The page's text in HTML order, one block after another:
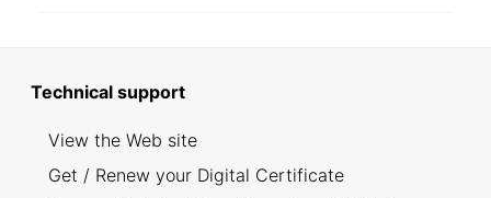
Technical support
View the Web site
Get / Renew your Digital Certificate